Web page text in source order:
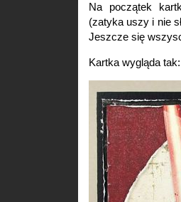
Na początek
(zatyka uszy i nie
Jeszcze się
Kartka wygląda tak: